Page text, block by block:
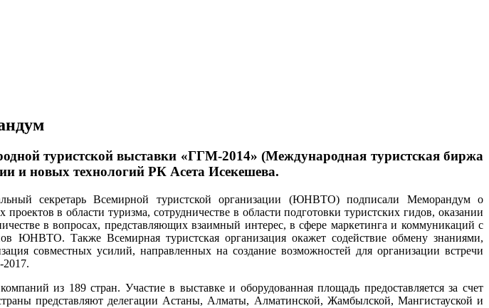
туристской выставки «ГГМ-2014» (Международная туристская биржа
и новых технологий РК Асета Исекешева.
секретарь Всемирной туристской организации (ЮНВТО) подписали Меморандум о
в области туризма, сотрудничестве в области подготовки туристских гидов, оказании
в вопросах, представляющих взаимный интерес, в сфере маркетинга и коммуникаций с
ЮНВТО. Также Всемирная туристская организация окажет содействие обмену знаниями,
совместных усилий, направленных на создание возможностей для организации встречи
из 189 стран. Участие в выставке и оборудованная площадь предоставляется за счет
представляют делегации Астаны, Алматы, Алматинской, Жамбылской, Мангистауской и